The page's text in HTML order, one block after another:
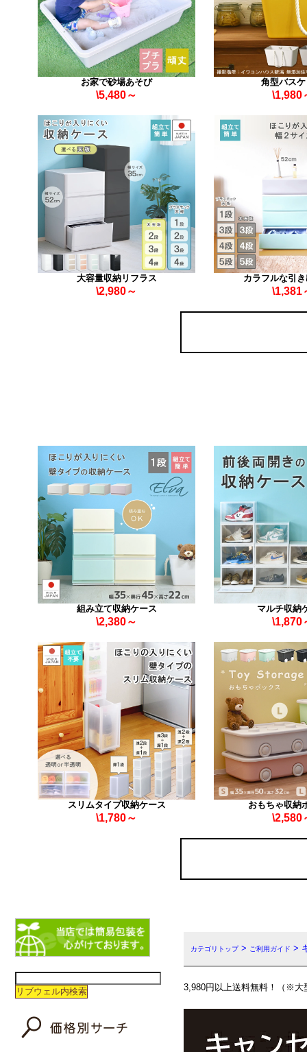
お家で砂場あそび
\5,480～
角型バス
\1,980
大容量収納リフラス
\2,980～
カラフルな引
\1,381
組み立て収納ケース
\2,380～
マルチ収納
\1,870
スリムタイプ収納ケース
\1,780～
おもちゃ収納
\2,580
カテゴリトップ> ご利用ガイド >
3,980円以上送料無料！（※大